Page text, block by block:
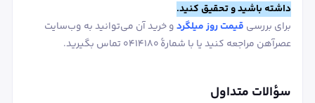
داشته باشید و تحقیق کنید.
برای بررسی قیمت روز میلگردو خرید آن می‌توانید به وب‌سایت
عصرآهن مراجعه کنید یا با شمارۀ 0414180 تماس بگیرید.
سؤالات متداول